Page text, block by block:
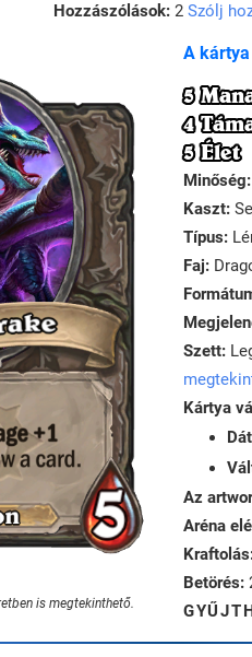
Hozzászólások:2 Szólj
is megtekinthető.
A
5
4
5 Élet
Minőség:
Kaszt:
Típus:
Faj:
Szett:
Kártya
Az
Aréna
Betörés: